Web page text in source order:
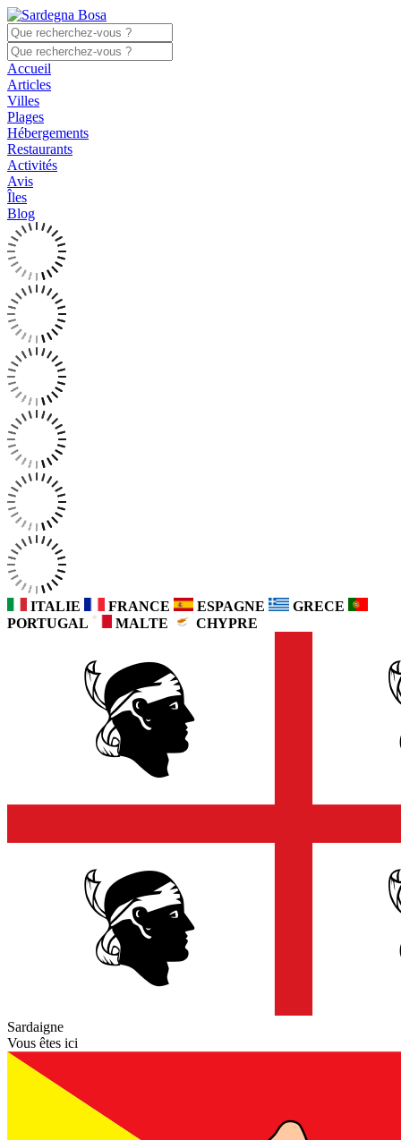
Accueil
Articles
Villes
Plages
Hébergements
Restaurants
Activités
Avis
Îles
Blog
ITALIE FRANCE ESPAGNE
GRECE
PORTUGAL
MALTE CHYPRE
Sardaigne
Vous êtes ici